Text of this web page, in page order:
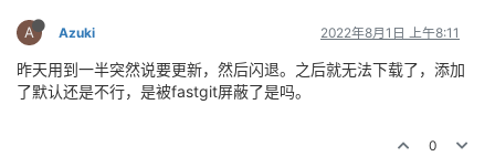
A Azuki 2022年8月1日 上午8:11
昨天用到一半突然说要更新，然后闪退。之后就无法下载了，添加
了默认还是不行，是被fastgit屏蔽了是吗。
0